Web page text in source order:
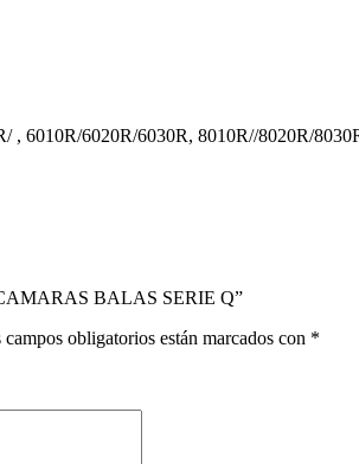
, 6010R/6020R/6030R, 8010R//8020R/
BALAS SERIE Q”
campos obligatorios están marcados con *